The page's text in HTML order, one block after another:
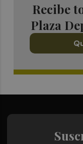
Recibe
Plaza